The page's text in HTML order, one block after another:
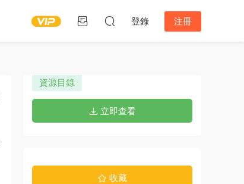
登錄 注冊
資源目錄
立即查看
收藏